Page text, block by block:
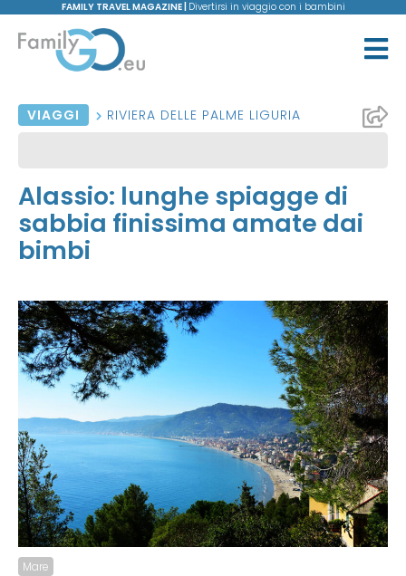
FAMILY TRAVEL MAGAZINE | Divertirsi in viaggio con i bambini
VIAGGI RIVIERA DELLE PALME LIGURIA
Alassio: lunghe spiagge di
sabbia finissima amate dai
bimbi
Mare